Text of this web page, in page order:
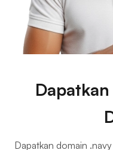
Dapatkan domain